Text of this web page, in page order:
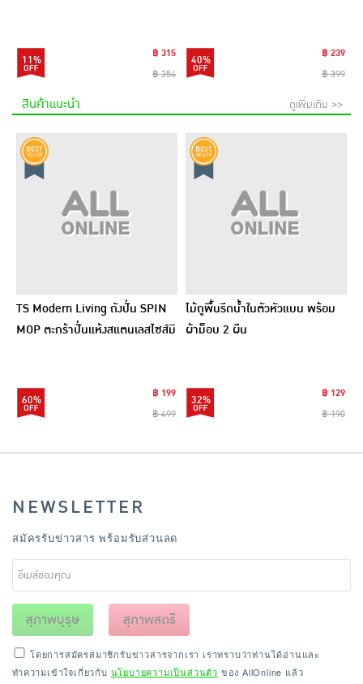
11%
฿ 315
฿ 354
40%
฿ 239
฿ 399
สินค้าแนะนำ ดูเพิ่มเติม >>
TS Modern Living ถังปั่น SPIN
MOP ตะกร้าปั่นแห้งสแตนเลสไซส์มิ
60%
฿ 199
฿ 499
ไม้ถูพื้นรีดน้ำในตัวหัวแบน พร้อม
ผ้าม็อบ 2 ผืน
32%
฿ 129
฿ 190
NEWSLETTER
สมัครรับข่าวสาร พร้อมรับส่วนลด
สุภาพบุรุษ สุภาพสตรี
โดยการสมัครสมาชิกรับข่าวสารจากเรา เราทราบว่าท่านได้อ่านและ
ทำความเข้าใจเกี่ยวกับ นโยบายความเป็นส่วนตัว ของ AllOnline แล้ว